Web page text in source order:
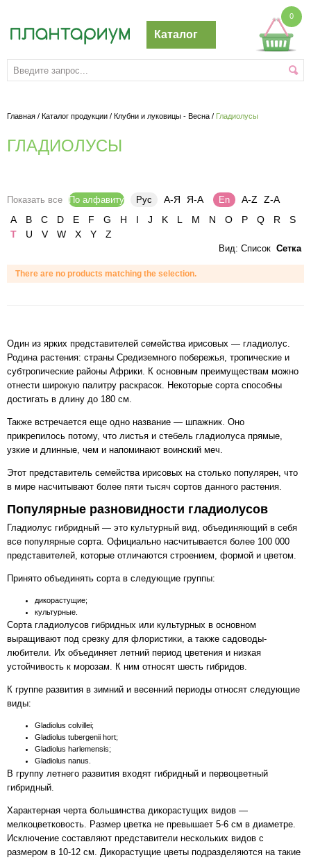
Каталог
0
Главная / Каталог продукции / Клубни и луковицы - Весна / Гладиолусы
ГЛАДИОЛУСЫ
Показать все По алфавиту Рус А-Я Я-А En A-Z
Z-A
A
B C D E F G H I J K L M N O P Q R
S
T
U V W X Y Z
Вид: Список Сетка
There are no products matching the selection.
Один из ярких представителей семейства ирисовых — гладиолус.
Родина растения: страны Средиземного побережья, тропические и
субтропические районы Африки. К основным преимуществам можно
отнести широкую палитру раскрасок. Некоторые сорта способны
достигать в длину до 180 см.
Также встречается еще одно название — шпажник‎. Оно
прикрепилось потому, что листья и стебель гладиолуса прямые,
узкие и длинные, чем и напоминают воинский меч.
Этот представитель семейства ирисовых на столько популярен, что
в мире насчитывают более пяти тысяч сортов данного растения.
Популярные разновидности гладиолусов
Гладиолус гибридный — это культурный вид, объединяющий в себя
все популярные сорта. Официально насчитывается более 100 000
представителей, которые отличаются строением, формой и цветом.
Принято объединять сорта в следующие группы:
дикорастущие;
культурные.
Сорта гладиолусов гибридных или культурных в основном
выращивают под срезку для флористики, а также садоводы-
любители. Их объединяет летний период цветения и низкая
устойчивость к морозам. К ним относят шесть гибридов.
К группе развития в зимний и весенний периоды относят следующие
виды:
Gladiolus colvillei;
Gladiolus tubergenii hort;
Gladiolus harlemensis;
Gladiolus nanus.
В группу летнего развития входят гибридный и первоцветный
гибридный.
Характерная черта большинства дикорастущих видов —
мелкоцветковость. Размер цветка не превышает 5-6 см в диаметре.
Исключение составляют представители нескольких видов с
размером в 10-12 см. Дикорастущие цветы подразделяются на такие